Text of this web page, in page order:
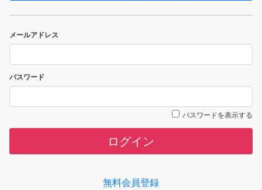
メールアドレス
パスワード
パスワードを表示する
ログイン
無料会員登録